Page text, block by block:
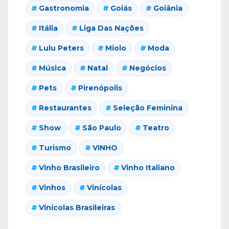
Gastronomia Goiás Goiânia
Itália Liga Das Nações
Lulu Peters Miolo Moda
Música Natal Negócios
Pets Pirenópolis
Restaurantes Seleção Feminina
Show São Paulo Teatro
Turismo VINHO
Vinho Brasileiro Vinho Italiano
Vinhos Vinícolas
Vinícolas Brasileiras